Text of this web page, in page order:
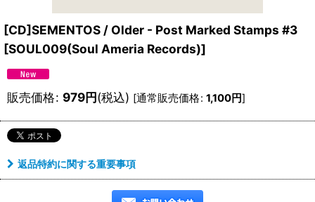
[CD]SEMENTOS / Older - Post Marked Stamps #3
[SOUL009(Soul Ameria Records)]
販売価格: 979円(税込) [通常販売価格: 1,100円]
返品特約に関する重要事項